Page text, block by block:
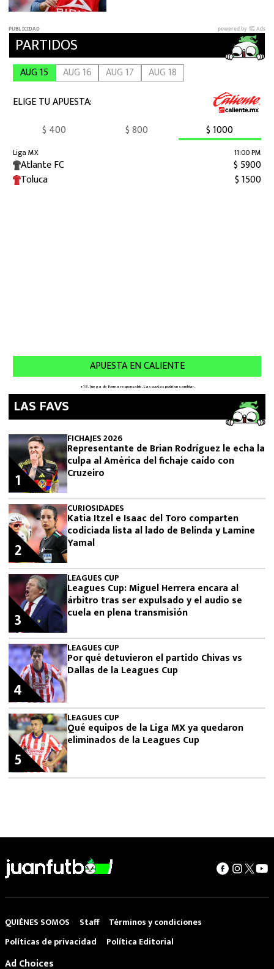
LAS FAVS
FICHAJES 2026
Representante de Brian Rodríguez le echa la
culpa al América del fichaje caído con
Cruzeiro
1
CURIOSIDADES
Katia Itzel e Isaac del Toro comparten
codiciada lista al lado de Belinda y Lamine
Yamal
2
LEAGUES CUP
Leagues Cup: Miguel Herrera encara al
árbitro tras ser expulsado y el audio se
cuela en plena transmisión
3
LEAGUES CUP
Por qué detuvieron el partido Chivas vs
Dallas de la Leagues Cup
4
LEAGUES CUP
Qué equipos de la Liga MX ya quedaron
eliminados de la Leagues Cup
5
QUIÉNES SOMOS Staff
Términos y condiciones
Políticas de privacidad
Política Editorial
Ad Choices